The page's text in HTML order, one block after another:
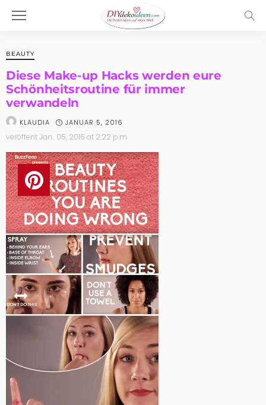
BEAUTY
Diese Make-up Hacks werden eure
Schönheitsroutine für immer
verwandeln
KLAUDIA JANUAR 5, 2016
veröffentJan.. 05, 2016 at 2:22 p.m.